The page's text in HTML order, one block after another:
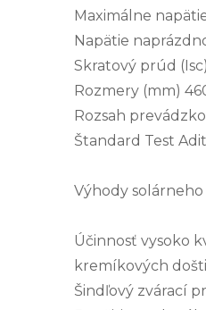
Maximálne
Napätie
Skratový prúd
Rozmery (mm)
Rozsah
Štandard Test
Výhody
Účinnosť vysoko
kremíkových
Šindľový zvárací